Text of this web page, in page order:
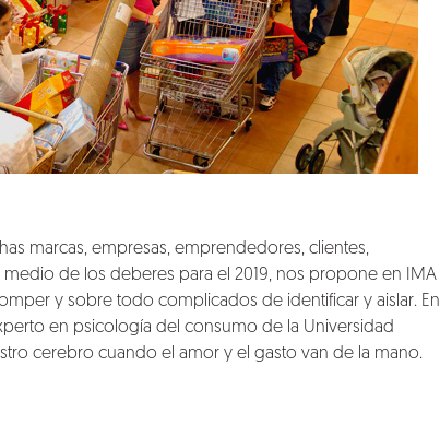
marcas, empresas, emprendedores, clientes,
de los deberes para el 2019, nos propone en
IMA
y sobre todo complicados de identificar y aislar. En
en psicología del consumo de la Universidad
cerebro cuando el amor y el gasto van de la mano.